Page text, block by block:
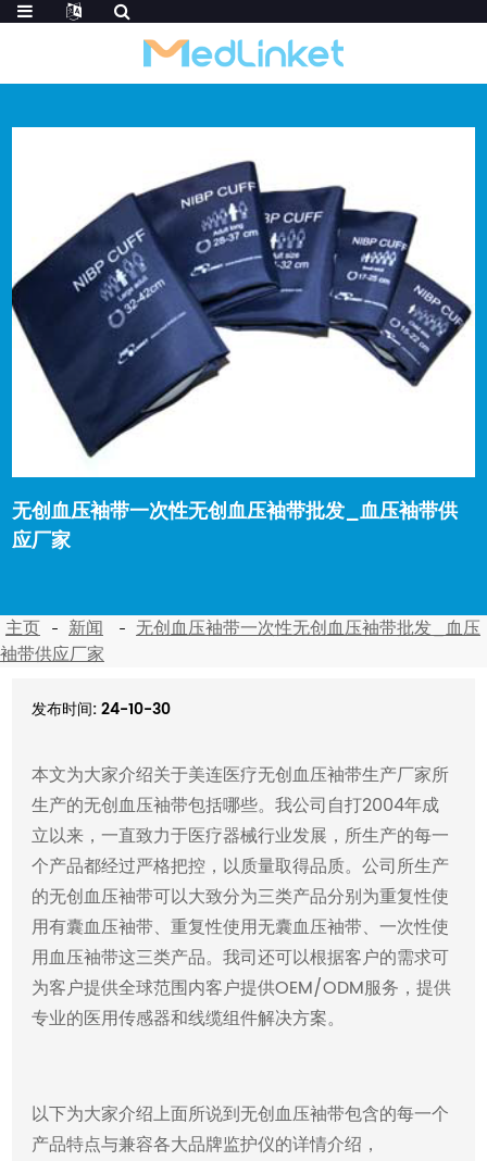
无创血压袖带一次性无创血压袖带批发_血压袖带供
应厂家
主页 新闻
无创血压袖带一次性无创血压袖带批发_血压
袖带供应厂家
发布时间: 24-10-30
本文为大家介绍关于美连医疗无创血压袖带生产厂家所
生产的无创血压袖带包括哪些。我公司自打2004年成
立以来，一直致力于医疗器械行业发展，所生产的每一
个产品都经过严格把控，以质量取得品质。公司所生产
的无创血压袖带可以大致分为三类产品分别为重复性使
用有囊血压袖带、重复性使用无囊血压袖带、一次性使
用血压袖带这三类产品。我司还可以根据客户的需求可
为客户提供全球范围内客户提供OEM/ODM服务，提供
专业的医用传感器和线缆组件解决方案。
以下为大家介绍上面所说到无创血压袖带包含的每一个
产品特点与兼容各大品牌监护仪的详情介绍，